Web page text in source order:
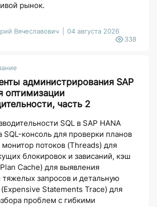
рынок.
Вячеславович
04 августа 2026
338
администрирования SAP
оптимизации
часть 2
SQL в SAP HANA
SQL-консоль для проверки планов
потоков (Threads) для
блокировок и зависаний, кэш
Cache) для выявления
тяжелых запросов и детальную
Statements Trace) для
проблем с гибкими